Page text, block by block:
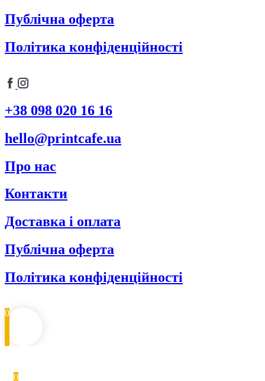
Публічна оферта
Політика конфіденційності
+38 098 020 16 16
hello@printcafe.ua
Про нас
Контакти
Доставка і оплата
Публічна оферта
Політика конфіденційності
0
0